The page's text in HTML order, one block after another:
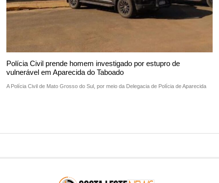
Polícia Civil prende homem investigado por estupro de
vulnerável em Aparecida do Taboado
A Polícia Civil de Mato Grosso do Sul, por meio da Delegacia de Polícia de Aparecida